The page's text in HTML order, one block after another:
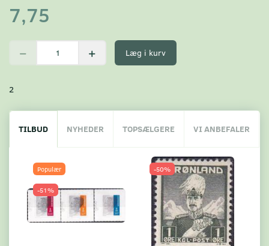
7,75
Læg i kurv
2
TILBUD NYHEDER TOPSÆLGERE VI ANBEFALER
Populær
-51%
-50%